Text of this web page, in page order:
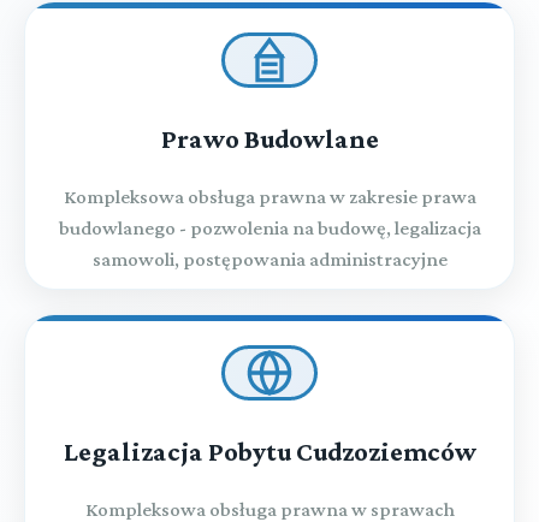
Prawo Budowlane
Kompleksowa obsługa prawna w zakresie prawa
budowlanego - pozwolenia na budowę, legalizacja
samowoli, postępowania administracyjne
Legalizacja Pobytu Cudzoziemców
Kompleksowa obsługa prawna w sprawach